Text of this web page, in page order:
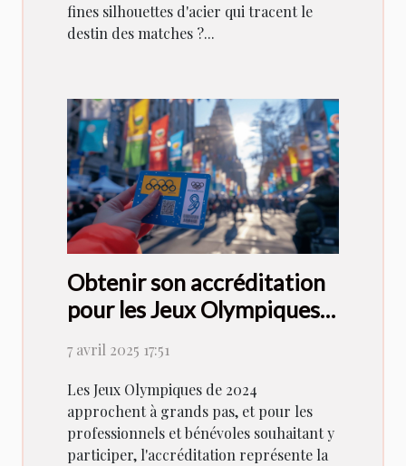
fines silhouettes d'acier qui tracent le
destin des matches ?...
Obtenir son accréditation
pour les Jeux Olympiques
de 2024: le guide complet
7 avril 2025 17:51
Les Jeux Olympiques de 2024
approchent à grands pas, et pour les
professionnels et bénévoles souhaitant y
participer, l'accréditation représente la